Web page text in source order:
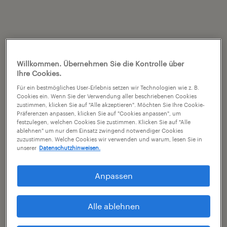
Willkommen. Übernehmen Sie die Kontrolle über
Ihre Cookies.
Für ein bestmögliches User-Erlebnis setzen wir Technologien wie z. B.
Cookies ein. Wenn Sie der Verwendung aller beschriebenen Cookies
zustimmen, klicken Sie auf "Alle akzeptieren". Möchten Sie Ihre Cookie-
Präferenzen anpassen, klicken Sie auf "Cookies anpassen", um
festzulegen, welchen Cookies Sie zustimmen. Klicken Sie auf "Alle
ablehnen" um nur dem Einsatz zwingend notwendiger Cookies
zuzustimmen. Welche Cookies wir verwenden und warum, lesen Sie in
unserer Datenschutzhinweisen.
Anpassen
Alle ablehnen